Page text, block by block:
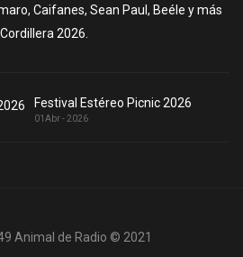
Caifanes, Sean Paul, Beéle y más
2026.
Festival Estéreo Picnic 2026
01 Abr - 2026
Animal de Radio © 2021